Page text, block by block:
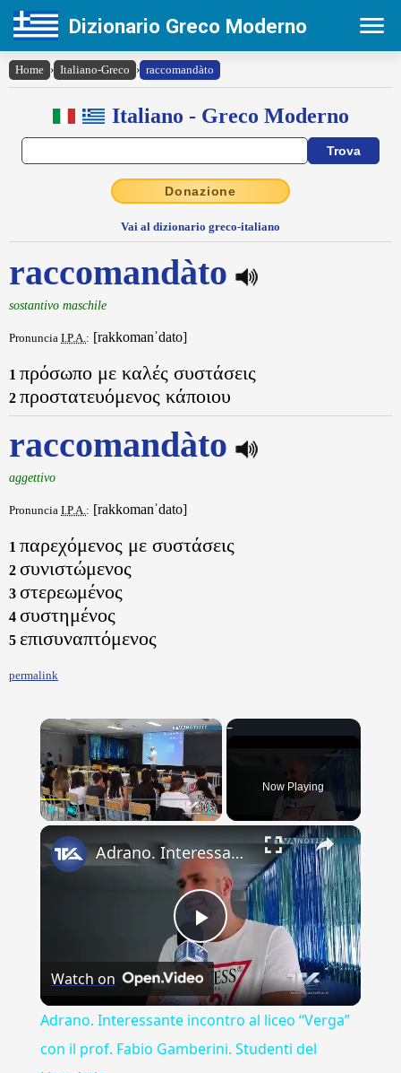
Dizionario Greco Moderno
Home › Italiano-Greco › raccomandàto
Italiano - Greco Moderno
Donazione
Vai al dizionario greco-italiano
raccomandàto
sostantivo maschile
Pronuncia I.P.A.: [rakkomanˈdato]
1 πρόσωπο με καλές συστάσεις
2 προστατευόμενος κάποιου
raccomandàto
aggettivo
Pronuncia I.P.A. : [rakkomanˈdato]
1 παρεχόμενος με συστάσεις
2 συνιστώμενος
3 στερεωμένος
4 συστημένος
5 επισυναπτόμενος
permalink
×
Now Playing
×
Play
Video
Adrano. Interessante incontro al liceo “Verga” con il prof. Fabio Gamberini. Studenti del Linguistic
Watch on
Adrano. Interessante incontro al liceo “Verga”
con il prof. Fabio Gamberini. Studenti del